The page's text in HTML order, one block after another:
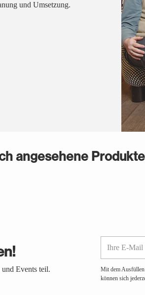
und Umsetzung.
angesehene Produkte
Events teil.
Mail
Mit dem Ausfüllen
können sich